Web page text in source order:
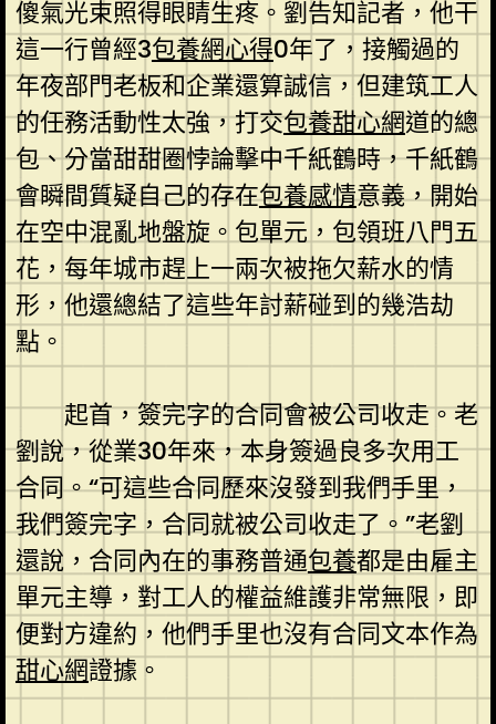
傻氣光束照得眼睛生疼。劉告知記者，他干
這一行曾經3包養網心得0年了，接觸過的
年夜部門老板和企業還算誠信，但建筑工人
的任務活動性太強，打交包養甜心網道的總
包、分當甜甜圈悖論擊中千紙鶴時，千紙鶴
會瞬間質疑自己的存在包養感情意義，開始
在空中混亂地盤旋。包單元，包領班八門五
花，每年城市趕上一兩次被拖欠薪水的情
形，他還總結了這些年討薪碰到的幾浩劫
點。
起首，簽完字的合同會被公司收走。老
劉說，從業30年來，本身簽過良多次用工
合同。“可這些合同歷來沒發到我們手里，
我們簽完字，合同就被公司收走了。”老劉
還說，合同內在的事務普通包養都是由雇主
單元主導，對工人的權益維護非常無限，即
便對方違約，他們手里也沒有合同文本作為
甜心網證據。